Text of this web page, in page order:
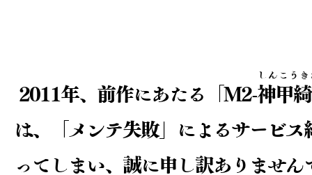
2011年、前作にあたる「M2-神甲
しんこうき
は、
「メンテ失敗」によるサービス
ってしまい、 誠に申し訳ありません